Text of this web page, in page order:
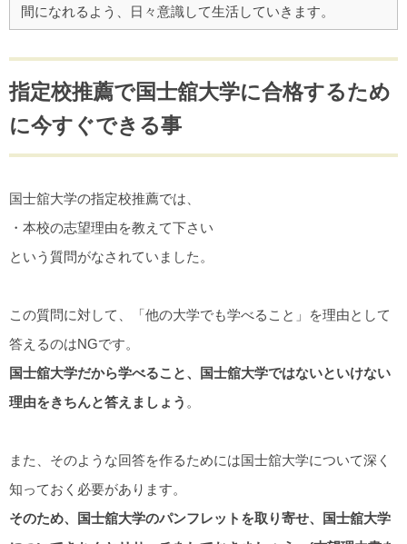
間になれるよう、日々意識して生活していきます。
指定校推薦で国士舘大学に合格するため
に今すぐできる事
国士舘大学の指定校推薦では、
・本校の志望理由を教えて下さい
という質問がなされていました。
この質問に対して、「他の大学でも学べること」を理由として
答えるのはNGです。
国士舘大学だから学べること、国士舘大学ではないといけない
理由をきちんと答えましょう 。
また、そのような回答を作るためには国士舘大学について深く
知っておく必要があります。
そのため、国士舘大学のパンフレットを取り寄せ、国士舘大学